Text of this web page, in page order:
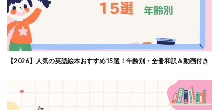
【2026】人気の英語絵本おすすめ15選！年齢別・全冊和訳＆動画付き